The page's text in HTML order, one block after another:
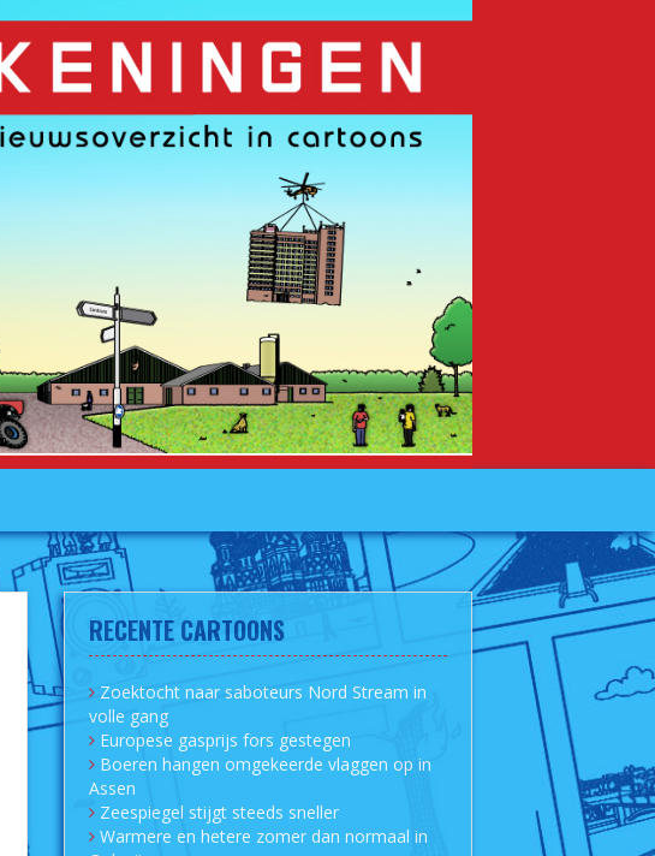
RECENTE CARTOONS
Zoektocht naar saboteurs Nord Stream in
volle gang
Europese gasprijs fors gestegen
Boeren hangen omgekeerde vlaggen op in
Assen
Zeespiegel stijgt steeds sneller
Warmere en hetere zomer dan normaal in